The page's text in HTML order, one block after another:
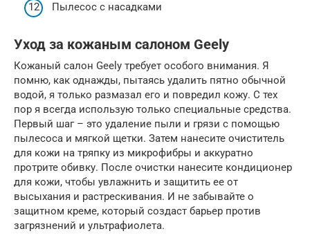
Пылесос с насадками
Уход за кожаным салоном Geely
Кожаный салон Geely требует особого внимания. Я
помню, как однажды, пытаясь удалить пятно обычной
водой, я только размазал его и повредил кожу. С тех
пор я всегда использую только специальные средства.
Первый шаг – это удаление пыли и грязи с помощью
пылесоса и мягкой щетки. Затем нанесите очиститель
для кожи на тряпку из микрофибры и аккуратно
протрите обивку. После очистки нанесите кондиционер
для кожи, чтобы увлажнить и защитить ее от
высыхания и растрескивания. И не забывайте о
защитном креме, который создаст барьер против
загрязнений и ультрафиолета.